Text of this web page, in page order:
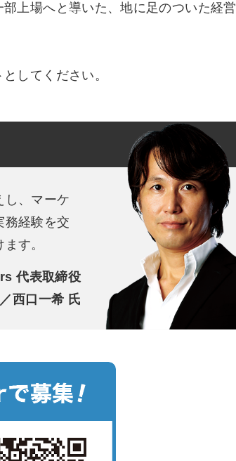
上場へと導いた、地に足のついた経営
してください。
、マーケ
務経験を交
す。
代表取締役
西口一希 氏